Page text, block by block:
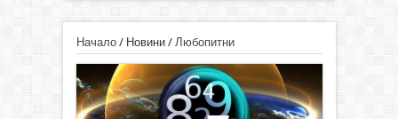
Начало/ Новини/ Любопитни